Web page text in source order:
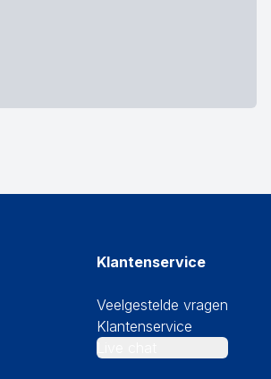
Klantenservice
Veelgestelde vragen
Klantenservice